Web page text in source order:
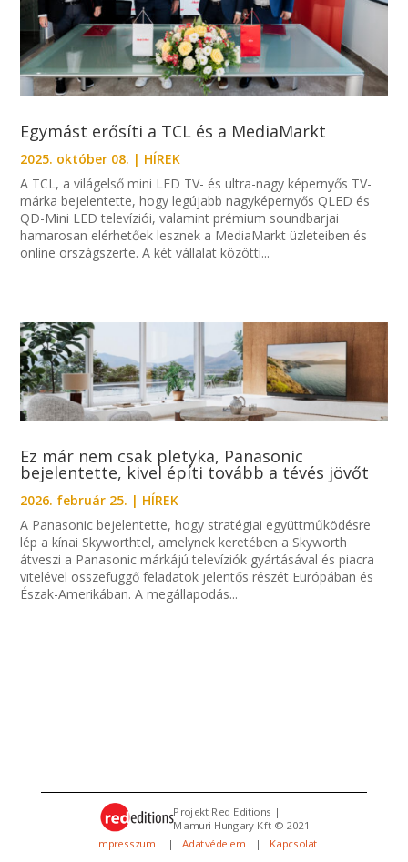
Egymást erősíti a TCL és a MediaMarkt
2025. október 08. | HÍREK
A TCL, a világelső mini LED TV- és ultra-nagy képernyős TV-
márka bejelentette, hogy legújabb nagyképernyős QLED és
QD-Mini LED televíziói, valamint prémium soundbarjai
hamarosan elérhetőek lesznek a MediaMarkt üzleteiben és
online országszerte. A két vállalat közötti...
Ez már nem csak pletyka, Panasonic
bejelentette, kivel építi tovább a tévés jövőt
2026. február 25. | HÍREK
A Panasonic bejelentette, hogy stratégiai együttműködésre
lép a kínai Skyworthtel, amelynek keretében a Skyworth
átveszi a Panasonic márkájú televíziók gyártásával és piacra
vitelével összefüggő feladatok jelentős részét Európában és
Észak-Amerikában. A megállapodás...
Projekt Red Editions |
Mamuri Hungary Kft © 2021
Impresszum
| Adatvédelem | Kapcsolat